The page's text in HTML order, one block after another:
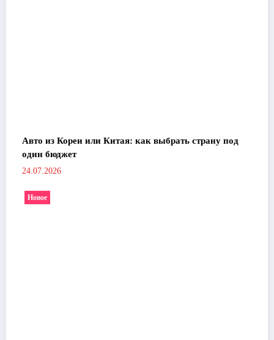
Авто из Кореи или Китая: как выбрать страну под
один бюджет
24.07.2026
Новое